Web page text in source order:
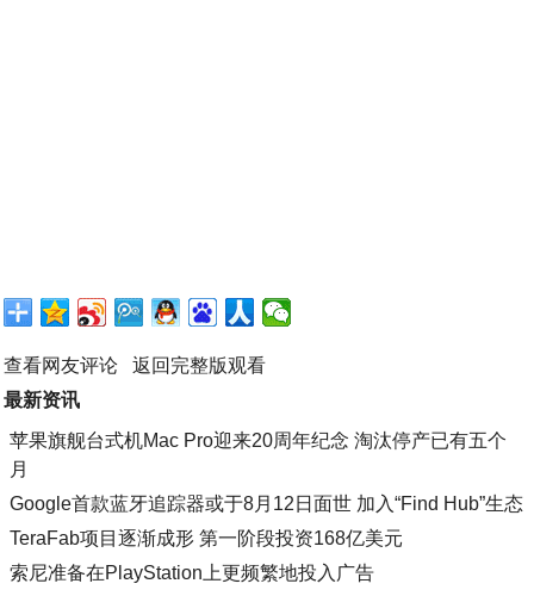
查看网友评论
返回完整版观看
最新资讯
苹果旗舰台式机Mac Pro迎来20周年纪念 淘汰停产已有五个
月
Google首款蓝牙追踪器或于8月12日面世 加入“Find Hub”生态
TeraFab项目逐渐成形 第一阶段投资168亿美元
索尼准备在PlayStation上更频繁地投入广告